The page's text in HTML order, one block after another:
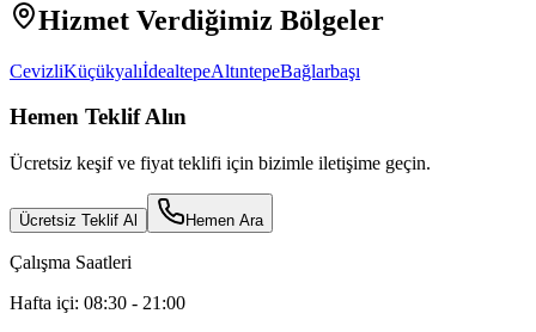
Hizmet Verdiğimiz Bölgeler
CevizliKüçükyalıİdealtepeAltıntepeBağlarbaşı
Hemen Teklif Alın
Ücretsiz keşif ve fiyat teklifi için bizimle iletişime geçin.
Ücretsiz Teklif Al Hemen Ara
Çalışma Saatleri
Hafta içi: 08:30 - 21:00